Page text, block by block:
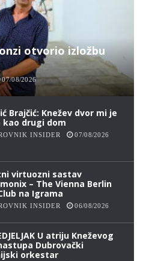
otvorio izložbu
07/08/2026
Brajčić: Knežev dvor mi je
kao drugi dom
INSIDER 07/08/2026
virtuozni sastav
– The Vienna Berlin
na Igrama
INSIDER 06/08/2026
U atriju Kneževog
Dubrovački
orkestar